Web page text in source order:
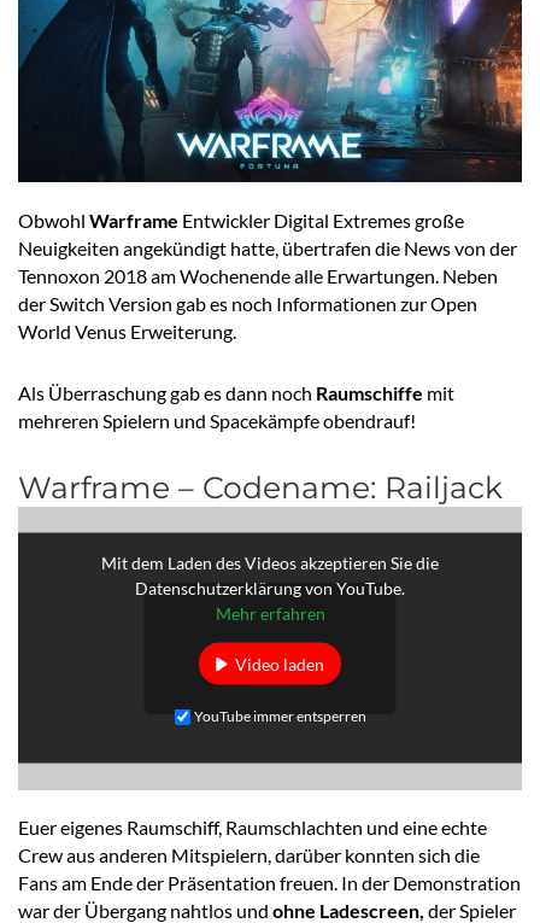
Obwohl Warframe Entwickler Digital Extremes große
Neuigkeiten angekündigt hatte, übertrafen die News von der
Tennoxon 2018 am Wochenende alle Erwartungen. Neben
der Switch Version gab es noch Informationen zur Open
World Venus Erweiterung.
Als Überraschung gab es dann noch Raumschiffe mit
mehreren Spielern und Spacekämpfe obendrauf!
Warframe – Codename: Railjack
Mit dem Laden des Videos akzeptieren Sie die
Datenschutzerklärung von YouTube.
Mehr erfahren
Video laden
YouTube immer entsperren
Euer eigenes Raumschiff, Raumschlachten und eine echte
Crew aus anderen Mitspielern, darüber konnten sich die
Fans am Ende der Präsentation freuen. In der Demonstration
war der Übergang nahtlos und ohne Ladescreen, der Spieler